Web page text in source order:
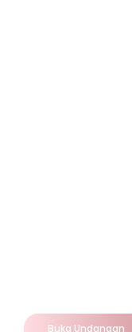
Buka Undangan